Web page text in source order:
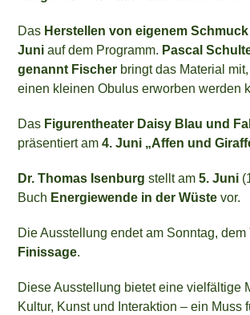
Das Herstellen von eigenem
Juni auf dem Programm. Pascal
genannt Fischer bringt das Material
einen kleinen Obulus erworben werden
Das Figurentheater Daisy Blau und
präsentiert am4. Juni „Affen und
Dr. Thomas Isenburg stellt am5. Juni
Buch Energiewende in der Wüste vor.
Die Ausstellung endet am Sonntag, dem
Finissage.
Diese Ausstellung bietet eine vielfältige
Kultur, Kunst und Interaktion – ein Muss